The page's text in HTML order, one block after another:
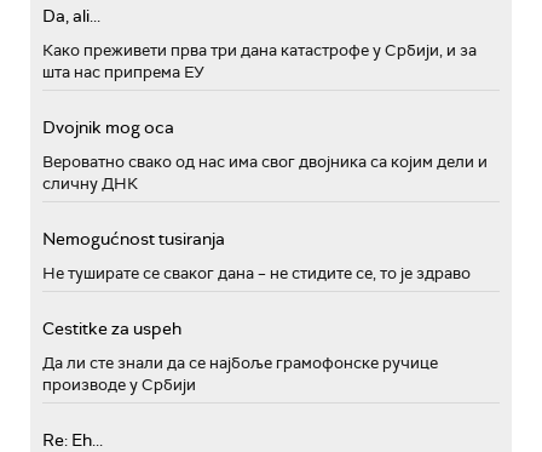
Da, ali...
Како преживети прва три дана катастрофе у Србији, и за
шта нас припрема ЕУ
Dvojnik mog oca
Вероватно свако од нас има свог двојника са којим дели и
сличну ДНК
Nemogućnost tusiranja
Не туширате се сваког дана – не стидите се, то је здраво
Cestitke za uspeh
Да ли сте знали да се најбоље грамофонске ручице
производе у Србији
Re: Eh...